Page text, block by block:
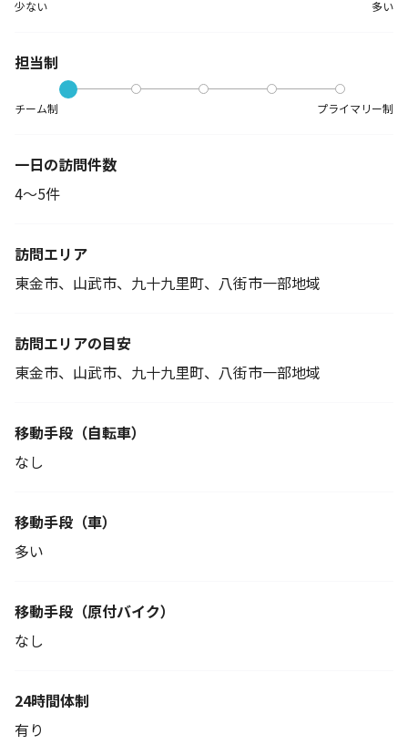
少ない 多い
担当制
チーム制 プライマリー制
一日の訪問件数
4～5件
訪問エリア
東金市、山武市、九十九里町、八街市一部地域
訪問エリアの目安
東金市、山武市、九十九里町、八街市一部地域
移動手段 （自転車）
なし
移動手段（車）
多い
移動手段 （原付バイク）
なし
24時間体制
有り